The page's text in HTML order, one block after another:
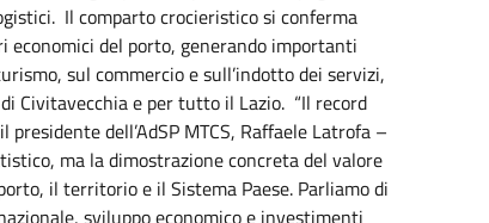
Il comparto crocieristico si conferma
del porto, generando importanti
sul commercio e sull’indotto dei servizi,
Civitavecchia e per tutto il Lazio. “Il record
dell’AdSP MTCS, Raffaele Latrofa –
ma la dimostrazione concreta del valore
il territorio e il Sistema Paese. Parliamo di